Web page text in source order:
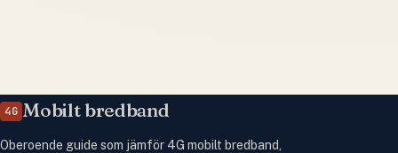
4G Mobilt bredband
Oberoende guide som jämför 4G mobilt bredband,